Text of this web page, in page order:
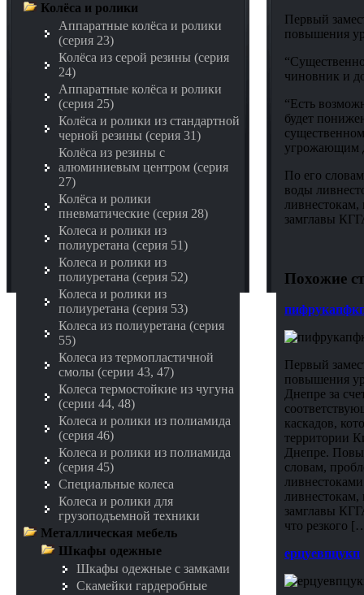
Колёса и ролики
Аппаратные колёса и ролики
(серия 23)
Колёса из серой резины (серия
24)
Аппаратные колёса и ролики
(серия 25)
Колёса и ролики из стандартной
черной резины (серия 31)
Колёса из резины с
алюминиевым центром (серия
27)
Колёса и ролики
пневматические (серия 28)
Колеса и ролики из
полиуретана (серия 51)
Колеса и ролики из
полиуретана (серия 52)
Колеса и ролики из
полиуретана (серия 53)
Колеса из полиуретана (серия
55)
Колеса из термопластичной
смолы (серии 43, 47)
Колеса термостойкие из чугуна
(серии 44, 48)
Колеса и ролики из полиамида
(серия 46)
Колеса и ролики из полиамида
(серия 45)
Специальные колеса
Колеса и ролики для
грузоподъемной техники
Металлическая мебель
Шкафы одежные
Шкафы одежные с замками
Скамейки гардеробные
Первый
повышения
чиновник и
“Есть
будет
угрожающим
По его
воды
замглавы
Похожие
Первый
повышения
Днепре за
каскадов,
территории
Днепре.
словам,
замглавы
что резкого
ерцуевпцукп